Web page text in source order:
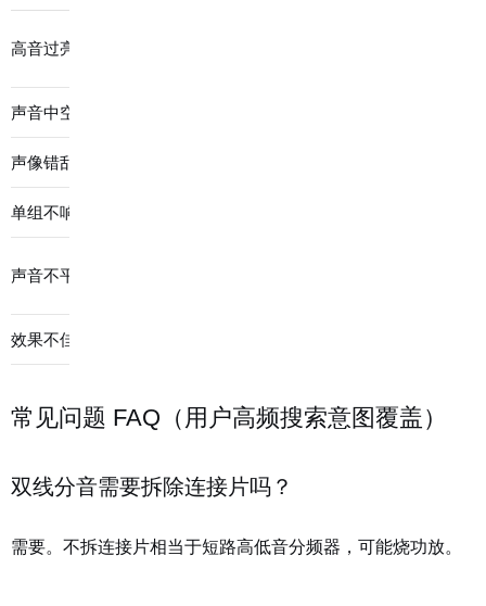
高音过亮
声音中空
声像错乱
单组不响
声音不平衡
效果不佳
常见问题 FAQ（用户高频搜索意图覆盖）
双线分音需要拆除连接片吗？
需要。不拆连接片相当于短路高低音分频器，可能烧功放。